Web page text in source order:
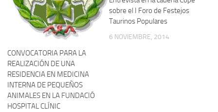
CONVOCATORIA PARA LA
REALIZACIÓN DE UNA
RESIDENCIA EN MEDICINA
INTERNA DE PEQUEÑOS
ANIMALES EN LA FUNDACIÓ
HOSPITAL CLÍNIC
sobre el I Foro de Festejos
Taurinos Populares
6 NOVIEMBRE, 2014